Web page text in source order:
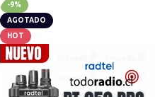
-9%
AGOTADO
HOT